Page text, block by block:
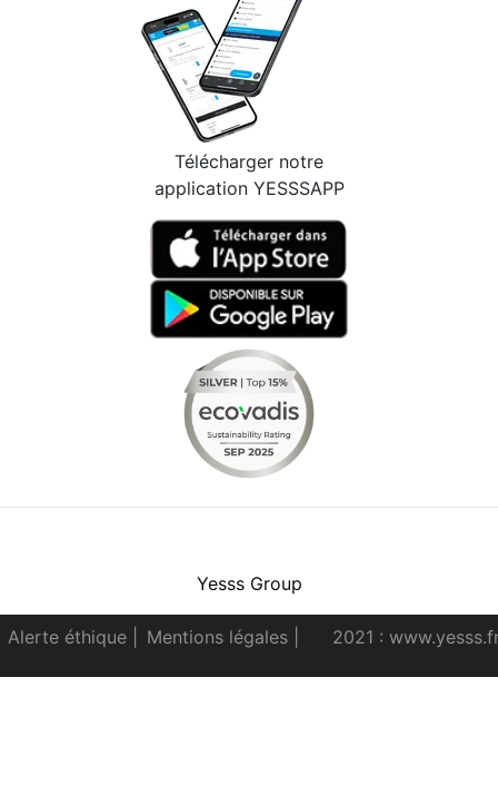
Télécharger notre
application YESSSAPP
Yesss Group
Alerte éthique Mentions légales 2021 :